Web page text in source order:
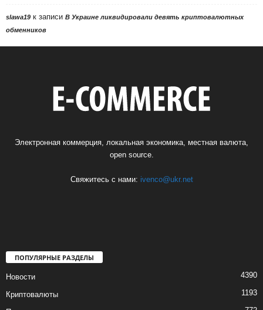
slawa19 к записи В Украине ликвидировали девять криптовалютных
обменников
Электронная коммерция, локальная экономика, местная валюта,
open source.
Свяжитесь с нами: ivenco@ukr.net
ПОПУЛЯРНЫЕ РАЗДЕЛЫ
Новости 4390
Криптовалюты 1193